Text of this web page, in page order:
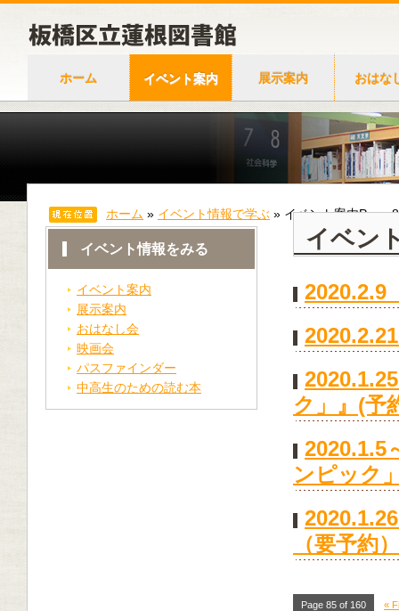
ホーム イベント案内 展示案内 おはな
ホーム » イベント情報で学ぶ » イベント案内Page
イベント情報をみる
イベント案内
展示案内
おはなし会
映画会
パスファインダー
中高生のための読む本
イベン
2020.2.9
ク」』(予
2020.1.5
ンピック
（要予約）
Page 85 of 160 «